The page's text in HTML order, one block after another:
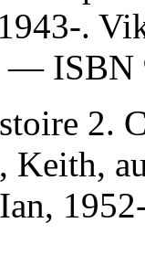
.
— ISBN
2.
Keith,